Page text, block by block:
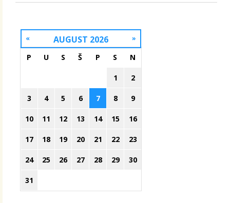
AUGUST 2026
« »
P U S Š P S N
1 2
3 4 5 6 7 8 9
10 11 12 13 14 15 16
17 18 19 20 21 22 23
24 25 26 27 28 29 30
31